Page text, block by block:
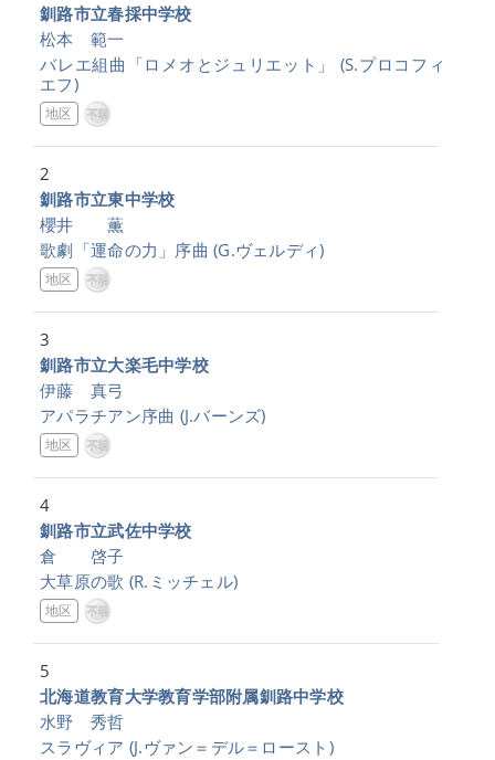
釧路市立春採中学校
松本 範一
バレエ組曲「ロメオとジュリエット」
(S.プロコフィ
エフ)
地区
2
釧路市立東中学校
櫻井 薫
歌劇「運命の力」序曲 (G.ヴェルディ)
地区
3
釧路市立大楽毛中学校
伊藤 真弓
アパラチアン序曲 (J.バーンズ)
地区
4
釧路市立武佐中学校
倉 啓子
大草原の歌 (R.ミッチェル)
地区
5
北海道教育大学教育学部附属釧路中学校
水野 秀哲
スラヴィア (J.ヴァン＝デル＝ロースト)